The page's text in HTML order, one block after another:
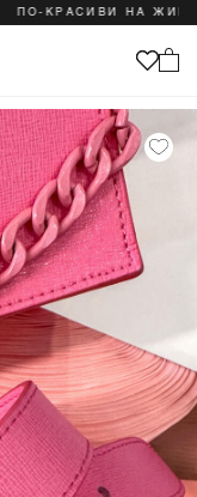
ПО-КРАСИВИ НА ЖИВО